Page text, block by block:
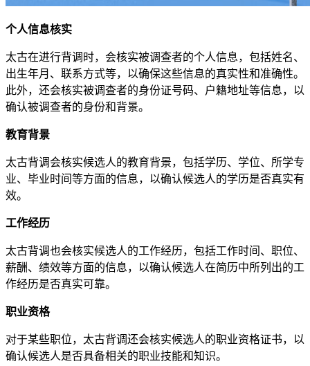
个人信息核实
太古在进行背调时，会核实被调查者的个人信息，包括姓名、
出生年月、联系方式等，以确保这些信息的真实性和准确性。
此外，还会核实被调查者的身份证号码、户籍地址等信息，以
确认被调查者的身份和背景。
教育背景
太古背调会核实候选人的教育背景，包括学历、学位、所学专
业、毕业时间等方面的信息，以确认候选人的学历是否真实有
效。
工作经历
太古背调也会核实候选人的工作经历，包括工作时间、职位、
薪酬、绩效等方面的信息，以确认候选人在简历中所列出的工
作经历是否真实可靠。
职业资格
对于某些职位，太古背调还会核实候选人的职业资格证书，以
确认候选人是否具备相关的职业技能和知识。